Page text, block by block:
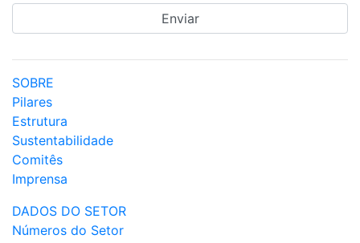
SOBRE
Pilares
Estrutura
Sustentabilidade
Comitês
Imprensa
DADOS DO SETOR
Números do Setor